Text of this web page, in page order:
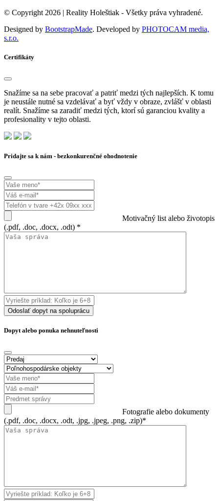
© Copyright 2026 | Reality Holeštiak - Všetky práva vyhradené.
Designed by BootstrapMade. Developed by PHOTOCAM media,
s.r.o.
Certifikáty
Snažíme sa na sebe pracovať a patriť medzi tých najlepších. K tomu
je neustále nutné sa vzdelávať a byť vždy v obraze, zvlášť v oblasti
realít. Snažíme sa zaradiť medzi tých, ktorí sú garanciou kvality a
profesionality v tejto oblasti.
Pridajte sa k nám - bezkonkurenčné ohodnotenie
Motivačný list alebo životopis
(.pdf, .doc, .docx, .odt) *
Odoslať dopyt na spoluprácu
Dopyt alebo ponuka nehnuteľnosti
Fotografie alebo dokumenty
(.pdf, .doc, .docx, .odt, .jpg, .jpeg, .png, .zip)*